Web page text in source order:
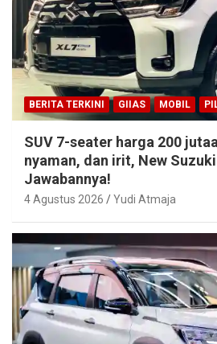
BERITA TERKINI GIIAS MOBIL
SUV 7-seater harga 200
nyaman, dan irit, New
Jawabannya!
4 Agustus 2026 Yudi Atmaja